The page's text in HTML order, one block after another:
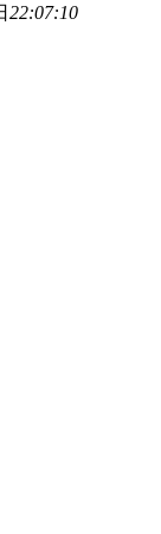
22:07:10